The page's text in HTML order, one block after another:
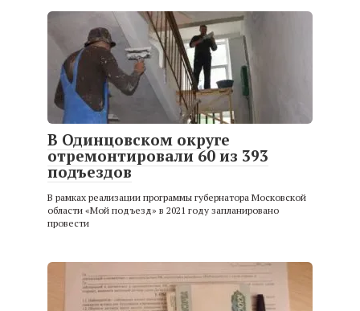
В Одинцовском округе
отремонтировали 60 из 393
подъездов
В рамках реализации программы губернатора Московской
области «Мой подъезд» в 2021 году запланировано
провести